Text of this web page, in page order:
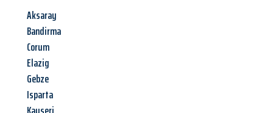
Aksaray
Bandirma
Corum
Elazig
Gebze
Isparta